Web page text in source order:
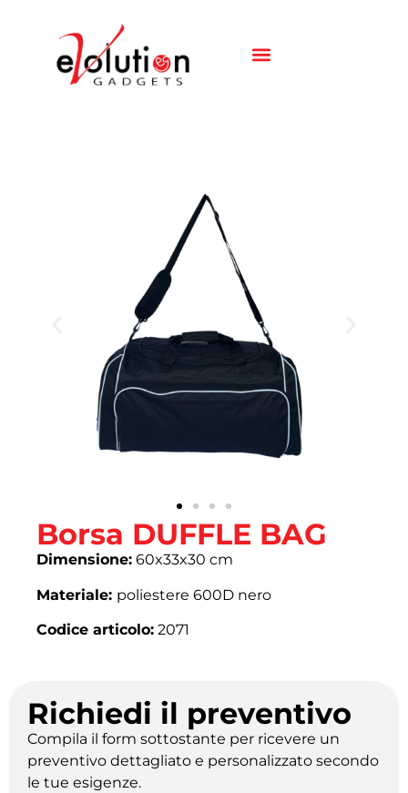
Borsa DUFFLE BAG
Dimensione: 60x33x30 cm
Materiale: poliestere 600D nero
Codice articolo: 2071
Richiedi il preventivo
Compila il form sottostante per ricevere un
preventivo dettagliato e personalizzato secondo
le tue esigenze.